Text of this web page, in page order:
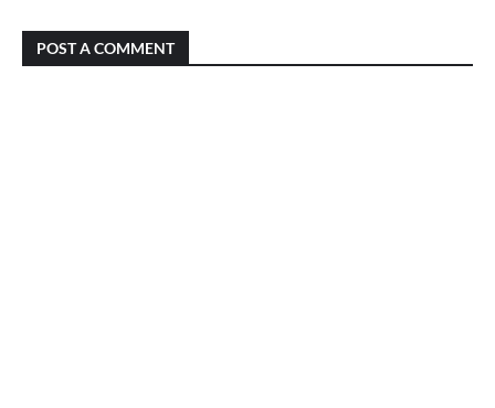
POST A COMMENT